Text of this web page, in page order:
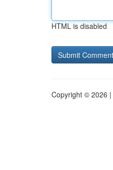
HTML is disabled
Copyright © 2026 |